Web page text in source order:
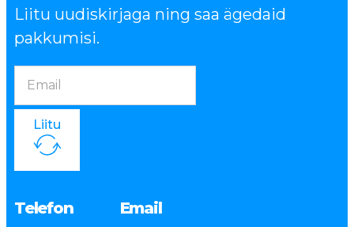
Liitu uudiskirjaga ning saa ägedaid
pakkumisi.
Liitu
Telefon Email